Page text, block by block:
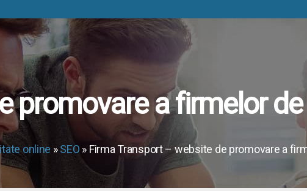
promovare a firmelor
online »SEO » Firma Transport – website de promovare a